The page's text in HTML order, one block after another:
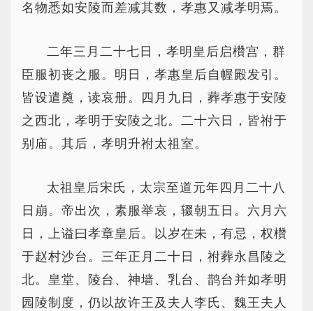
名物悉如安陵而差减其数，孝惠又减孝明焉。
二年三月二十七日，孝明皇后启欑宫，群
臣服初丧之服。明日，孝惠皇后自幄殿发引。
皆设遣奠，读哀册。四月九日，葬孝惠于安陵
之西北，孝明于安陵之北。二十六日，皆祔于
别庙。其后，孝明升祔太祖室。
太祖皇后宋氏，太宗至道元年四月二十八
日崩。帝出次，素服举哀，辍朝五日。六月六
日，上谥曰孝章皇后。以岁在未，有忌，权欑
于赵村沙台。三年正月二十日，祔葬永昌陵之
北。皇堂、陵台、神墙、乳台、鹊台并如孝明
园陵制度，仍以故许王及夫人李氏、魏王夫人